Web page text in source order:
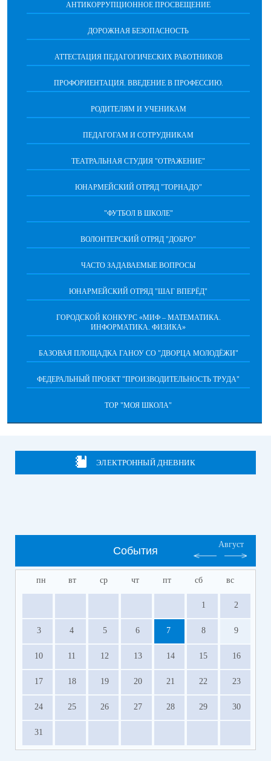
АНТИКОРРУПЦИОННОЕ ПРОСВЕЩЕНИЕ
ДОРОЖНАЯ БЕЗОПАСНОСТЬ
АТТЕСТАЦИЯ ПЕДАГОГИЧЕСКИХ РАБОТНИКОВ
ПРОФОРИЕНТАЦИЯ. ВВЕДЕНИЕ В ПРОФЕССИЮ.
РОДИТЕЛЯМ И УЧЕНИКАМ
ПЕДАГОГАМ И СОТРУДНИКАМ
ТЕАТРАЛЬНАЯ СТУДИЯ "ОТРАЖЕНИЕ"
ЮНАРМЕЙСКИЙ ОТРЯД "ТОРНАДО"
"ФУТБОЛ В ШКОЛЕ"
ВОЛОНТЕРСКИЙ ОТРЯД "ДОБРО"
ЧАСТО ЗАДАВАЕМЫЕ ВОПРОСЫ
ЮНАРМЕЙСКИЙ ОТРЯД "ШАГ ВПЕРËД"
ГОРОДСКОЙ КОНКУРС «МИФ – МАТЕМАТИКА.
ИНФОРМАТИКА. ФИЗИКА»
БАЗОВАЯ ПЛОЩАДКА ГАНОУ СО "ДВОРЦА МОЛОДЁЖИ"
ФЕДЕРАЛЬНЫЙ ПРОЕКТ "ПРОИЗВОДИТЕЛЬНОСТЬ ТРУДА"
ТОР "МОЯ ШКОЛА"
ЭЛЕКТРОННЫЙ ДНЕВНИК
События
Август
пн вт ср чт пт сб вс
1 2
3 4 5 6 7 8 9
10 11 12 13 14 15 16
17 18 19 20 21 22 23
24 25 26 27 28 29 30
31